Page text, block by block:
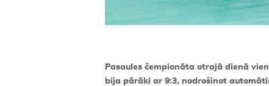
Pasaules čempionāta otrajā dienā
bija pārāki ar 9:3, nodrošinot